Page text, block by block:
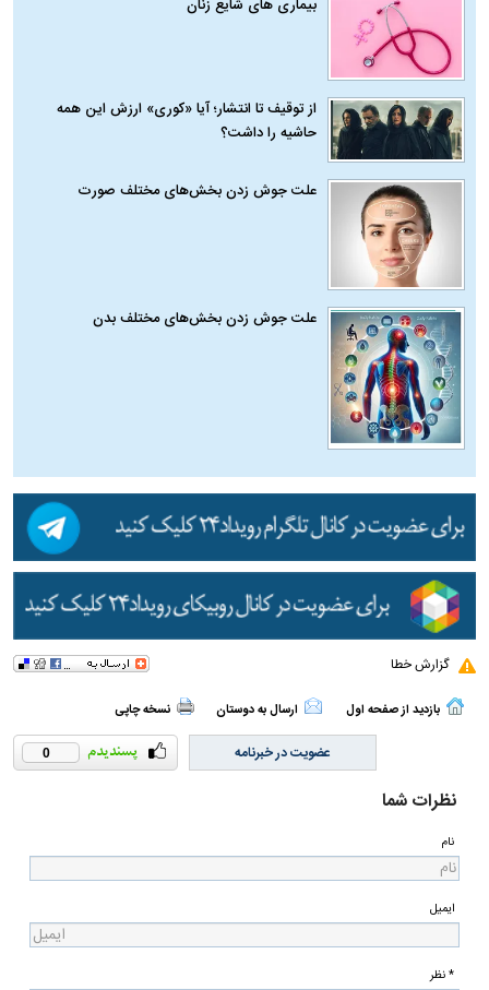
بیماری‌ های شایع زنان
از توقیف تا انتشار؛ آیا «کوری» ارزش این همه
حاشیه را داشت؟
علت جوش زدن بخش‌های مختلف صورت
علت جوش زدن بخش‌های مختلف بدن
گزارش خطا
بازدید از صفحه اول ارسال به دوستان نسخه چاپی
0 عضویت در خبرنامه
نظرات شما
نام
ایمیل
* نظر